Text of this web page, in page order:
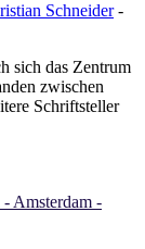
Schneider-
sich das Zentrum
zwischen
Schriftsteller
Amsterdam -